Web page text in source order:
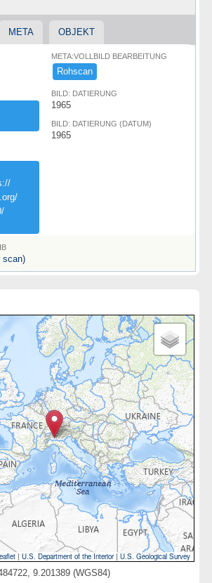
META OBJEKT
META:VOLLBILD BEARBEITUNG
Rohscan
BILD: DATIERUNG
1965
BILD: DATIERUNG (DATUM)
1965
​/​
scan)
| U.S. Department of the Interior|U.S. Geological Survey
9.201389 (WGS84)